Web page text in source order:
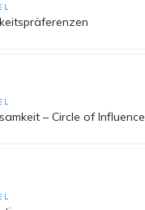
– Circle of Influence